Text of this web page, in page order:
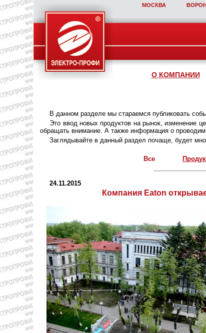
МОСКВА
О КОМПАНИИ
В данном разделе мы стараемся публиковать
Это ввод новых продуктов на рынок, изменение
обращать внимание. А также информация о
Заглядывайте в данный раздел почаще, будет
Все
24.11.2015
Компания Eaton